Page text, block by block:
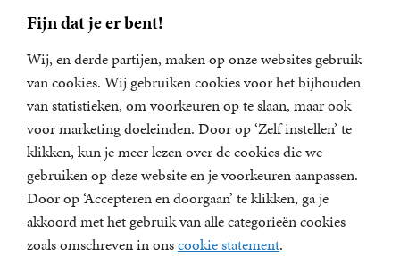
Fijn dat je er bent!
Wij, en derde partijen, maken op onze websites gebruik
van cookies. Wij gebruiken cookies voor het bijhouden
van statistieken, om voorkeuren op te slaan, maar ook
voor marketing doeleinden. Door op ‘Zelf instellen’ te
klikken, kun je meer lezen over de cookies die we
gebruiken op deze website en je voorkeuren aanpassen.
Door op ‘Accepteren en doorgaan’ te klikken, ga je
akkoord met het gebruik van alle categorieën cookies
zoals omschreven in onscookie statement.
Sorteer op:
Relevantie
Verschijningsdatum
Alfabetisch (A-Z)
Alfabetisch (Z-A)
Prijs (oplopend)
Geen boeken gevondenX